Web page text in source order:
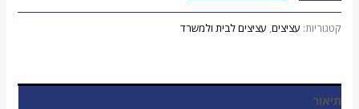
קטגוריות: עציצים, עציצים לבית ולמשרד
תיאור